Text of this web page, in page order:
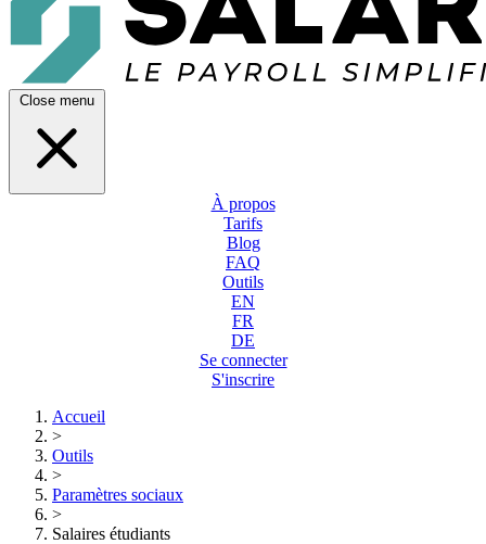
Close menu
À propos
Tarifs
Blog
FAQ
Outils
EN
FR
DE
Se connecter
S'inscrire
Accueil
>
Outils
>
Paramètres sociaux
>
Salaires étudiants